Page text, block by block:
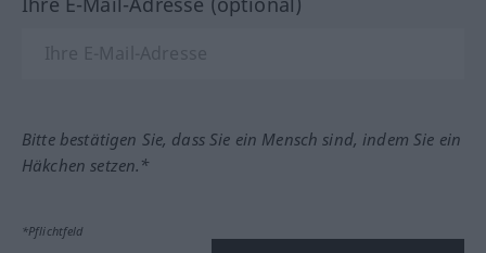
Bitte bestätigen Sie, dass Sie ein Mensch sind, indem Sie ein
Häkchen setzen.*
*Pflichtfeld